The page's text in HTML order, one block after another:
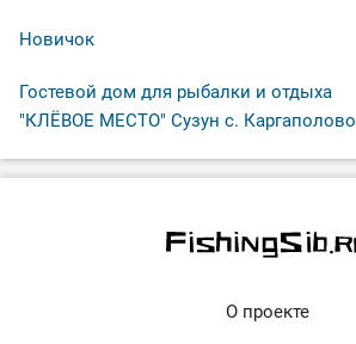
Новичок
Гостевой дом для рыбалки и отдыха
"КЛЁВОЕ МЕСТО" Сузун с. Каргаполово
О проекте